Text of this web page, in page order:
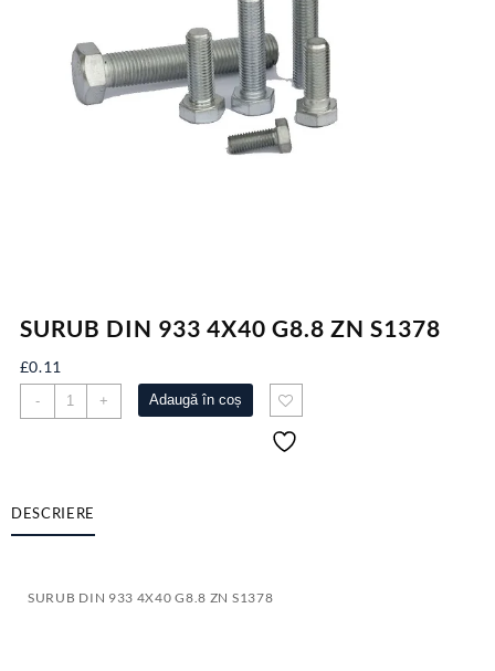
SURUB DIN 933 4X40 G8.8 ZN S1378
£0.11
-
Cantitate
SURUB
G8.8
ZN
+ Adaugă în coș
DESCRIERE
SURUB DIN 933 4X40 G8.8 ZN S1378